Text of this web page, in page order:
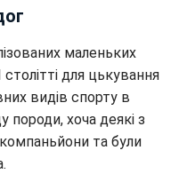
маленьких
для цькування
видів спорту в
породи, хоча деякі з
та були